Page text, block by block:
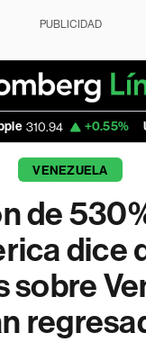
PUBLICIDAD
+0.55% USD COP
VENEZUELA
de
dice
sobre